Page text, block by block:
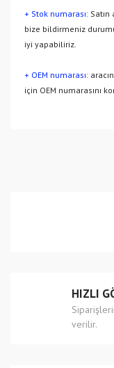
+ Stok numarası:
bize bildirmeniz
iyi yapabiliriz.
+ OEM numarası:
için OEM numarasını
Ürün
Bu ürüne
HIZLI
verilir.